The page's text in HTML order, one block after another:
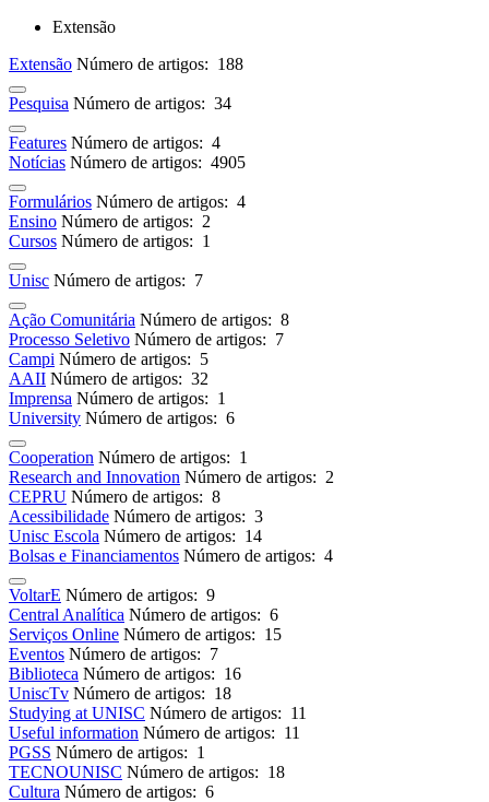
Extensão
Extensão Número de artigos: 188
Pesquisa Número de artigos: 34
Features Número de artigos: 4
Notícias Número de artigos: 4905
Formulários Número de artigos: 4
Ensino Número de artigos: 2
Cursos Número de artigos: 1
Unisc Número de artigos: 7
Ação Comunitária Número de artigos: 8
Processo Seletivo Número de artigos: 7
Campi Número de artigos: 5
AAII Número de artigos: 32
Imprensa Número de artigos: 1
University Número de artigos: 6
Cooperation Número de artigos: 1
Research and Innovation Número de artigos: 2
CEPRU Número de artigos: 8
Acessibilidade Número de artigos: 3
Unisc Escola Número de artigos: 14
Bolsas e Financiamentos Número de artigos: 4
VoltarE Número de artigos: 9
Central Analítica Número de artigos: 6
Serviços Online Número de artigos: 15
Eventos Número de artigos: 7
Biblioteca Número de artigos: 16
UniscTv Número de artigos: 18
Studying at UNISC Número de artigos: 11
Useful information Número de artigos: 11
PGSS Número de artigos: 1
TECNOUNISC Número de artigos: 18
Cultura Número de artigos: 6